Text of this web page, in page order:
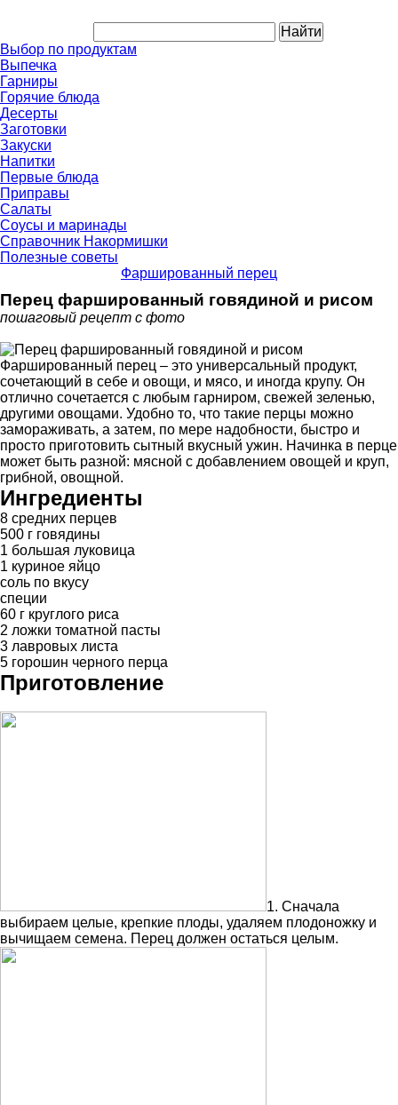
Выбор по продуктам
Выпечка
Гарниры
Горячие блюда
Десерты
Заготовки
Закуски
Напитки
Первые блюда
Приправы
Салаты
Соусы и маринады
Справочник Накормишки
Полезные советы
Фаршированный перец
Перец фаршированный говядиной и рисом
пошаговый рецепт с фото
Фаршированный перец – это универсальный продукт,
сочетающий в себе и овощи, и мясо, и иногда крупу. Он
отлично сочетается с любым гарниром, свежей зеленью,
другими овощами. Удобно то, что такие перцы можно
замораживать, а затем, по мере надобности, быстро и
просто приготовить сытный вкусный ужин. Начинка в перце
может быть разной: мясной с добавлением овощей и круп,
грибной, овощной.
Ингредиенты
8 средних перцев
500 г говядины
1 большая луковица
1 куриное яйцо
соль по вкусу
специи
60 г круглого риса
2 ложки томатной пасты
3 лавровых листа
5 горошин черного перца
Приготовление
1. Сначала
выбираем целые, крепкие плоды, удаляем плодоножку и
вычищаем семена. Перец должен остаться целым.